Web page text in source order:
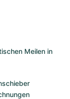
Meilen in